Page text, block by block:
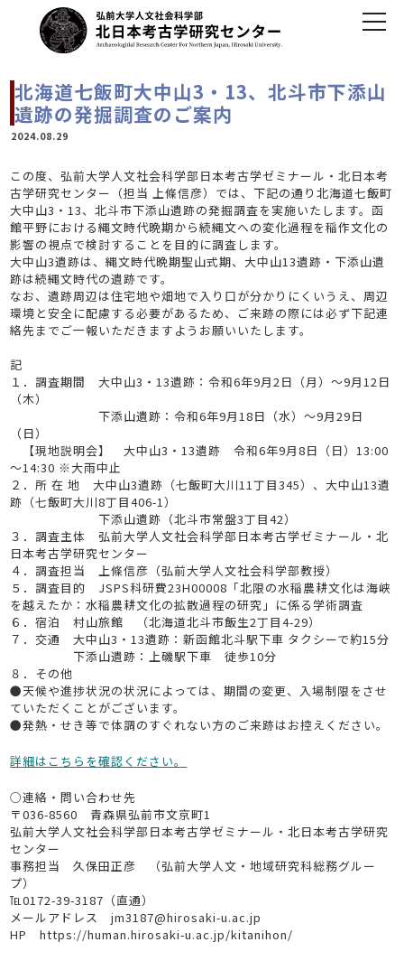
北海道七飯町大中山3・13、北斗市下添山
遺跡の発掘調査のご案内
2024.08.29
この度、弘前大学人文社会科学部日本考古学ゼミナール・北日本考
古学研究センター（担当 上條信彦）では、下記の通り北海道七飯町
大中山3・13、北斗市下添山遺跡の発掘調査を実施いたします。函
館平野における縄文時代晩期から続縄文への変化過程を稲作文化の
影響の視点で検討することを目的に調査します。
大中山3遺跡は、縄文時代晩期聖山式期、大中山13遺跡・下添山遺
跡は続縄文時代の遺跡です。
なお、遺跡周辺は住宅地や畑地で入り口が分かりにくいうえ、周辺
環境と安全に配慮する必要があるため、ご来跡の際には必ず下記連
絡先までご一報いただきますようお願いいたします。
記
１．調査期間 大中山3・13遺跡：令和6年9月2日（月）～9月12日
（木）
下添山遺跡：令和6年9月18日（水）～9月29日
（日）
【現地説明会】 大中山3・13遺跡 令和6年9月8日（日）13:00
～14:30 ※大雨中止
２．所 在 地 大中山3遺跡（七飯町大川11丁目345）、大中山13遺
跡（七飯町大川8丁目406-1）
下添山遺跡（北斗市常盤3丁目42）
３．調査主体 弘前大学人文社会科学部日本考古学ゼミナール・北
日本考古学研究センター
４．調査担当 上條信彦（弘前大学人文社会科学部教授）
５．調査目的 JSPS科研費23H00008「北限の水稲農耕文化は海峡
を越えたか：水稲農耕文化の拡散過程の研究」に係る学術調査
６．宿泊 村山旅館 （北海道北斗市飯生2丁目4-29）
７．交通 大中山3・13遺跡：新函館北斗駅下車 タクシーで約15分
下添山遺跡：上磯駅下車 徒歩10分
８．その他
●天候や進捗状況の状況によっては、期間の変更、入場制限をさせ
ていただくことがございます。
●発熱・せき等で体調のすぐれない方のご来跡はお控えください。
詳細はこちらを確認ください。
○連絡・問い合わせ先
〒036-8560 青森県弘前市文京町1
弘前大学人文社会科学部日本考古学ゼミナール・北日本考古学研究
センター
事務担当 久保田正彦 （弘前大学人文・地域研究科総務グルー
プ）
℡0172-39-3187（直通）
メールアドレス jm3187@hirosaki-u.ac.jp
HP https://human.hirosaki-u.ac.jp/kitanihon/